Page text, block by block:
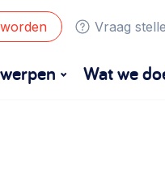
Vraag
Wat we